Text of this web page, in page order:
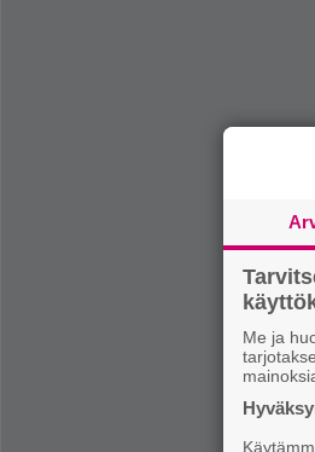
Me ja